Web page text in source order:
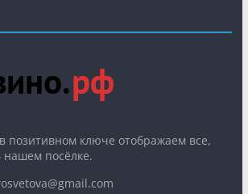
позитивном ключе отображаем все,
нашем посёлке.